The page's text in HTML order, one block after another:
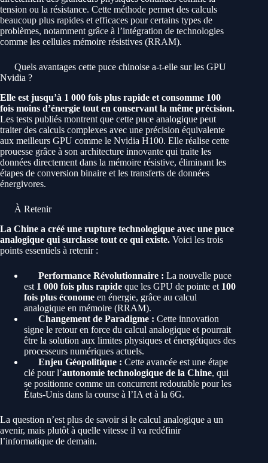
tension ou la résistance. Cette méthode permet des calculs
beaucoup plus rapides et efficaces pour certains types de
problèmes, notamment grâce à l’intégration de technologies
comme les cellules mémoire résistives (RRAM).
Quels avantages cette puce chinoise a-t-elle sur les GPU
Nvidia ?
Elle est jusqu’à 1 000 fois plus rapide et consomme 100
fois moins d’énergie tout en conservant la même précision.
Les tests publiés montrent que cette puce analogique peut
traiter des calculs complexes avec une précision équivalente
aux meilleurs GPU comme le Nvidia H100. Elle réalise cette
prouesse grâce à son architecture innovante qui traite les
données directement dans la mémoire résistive, éliminant les
étapes de conversion binaire et les transferts de données
énergivores.
À Retenir
La Chine a créé une rupture technologique avec une puce
analogique qui surclasse tout ce qui existe. Voici les trois
points essentiels à retenir :
Performance Révolutionnaire : La nouvelle puce
est 1 000 fois plus rapide que les GPU de pointe et 100
fois plus économe en énergie, grâce au calcul
analogique en mémoire (RRAM).
Changement de Paradigme : Cette innovation
signe le retour en force du calcul analogique et pourrait
être la solution aux limites physiques et énergétiques des
processeurs numériques actuels.
Enjeu Géopolitique : Cette avancée est une étape
clé pour l’autonomie technologique de la Chine, qui
se positionne comme un concurrent redoutable pour les
États-Unis dans la course à l’IA et à la 6G.
La question n’est plus de savoir si le calcul analogique a un
avenir, mais plutôt à quelle vitesse il va redéfinir
l’informatique de demain.